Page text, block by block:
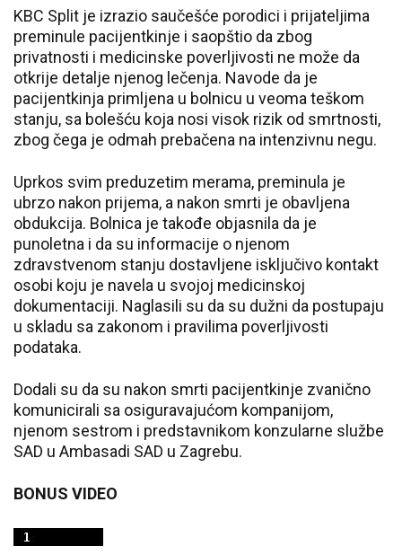
KBC Split je izrazio saučešće porodici i prijateljima
preminule pacijentkinje i saopštio da zbog
privatnosti i medicinske poverljivosti ne može da
otkrije detalje njenog lečenja. Navode da je
pacijentkinja primljena u bolnicu u veoma teškom
stanju, sa bolešću koja nosi visok rizik od smrtnosti,
zbog čega je odmah prebačena na intenzivnu negu.
Uprkos svim preduzetim merama, preminula je
ubrzo nakon prijema, a nakon smrti je obavljena
obdukcija. Bolnica je takođe objasnila da je
punoletna i da su informacije o njenom
zdravstvenom stanju dostavljene isključivo kontakt
osobi koju je navela u svojoj medicinskoj
dokumentaciji. Naglasili su da su dužni da postupaju
u skladu sa zakonom i pravilima poverljivosti
podataka.
Dodali su da su nakon smrti pacijentkinje zvanično
komunicirali sa osiguravajućom kompanijom,
njenom sestrom i predstavnikom konzularne službe
SAD u Ambasadi SAD u Zagrebu.
BONUS VIDEO